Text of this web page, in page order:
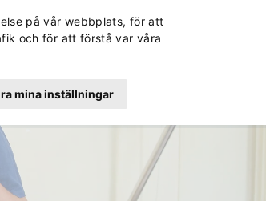
på vår webbplats, för att
och för att förstå var våra
mina inställningar
Nord Kontakt Lättläst